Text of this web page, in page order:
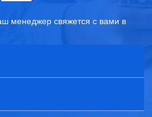
менеджер свяжется с вами в